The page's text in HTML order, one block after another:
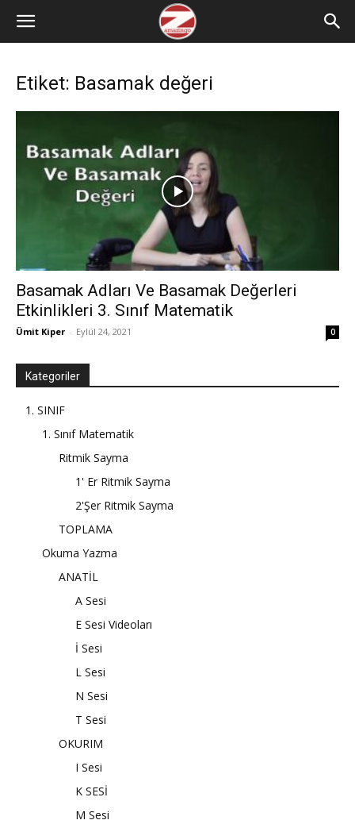
Etiket: Basamak değeri
Basamak Adları Ve Basamak Değerleri
Etkinlikleri 3. Sınıf Matematik
Ümit Kiper - Eylül 24, 2021 0
Kategoriler
1. SINIF
1. Sınıf Matematik
Ritmik Sayma
1' Er Ritmik Sayma
2'Şer Ritmik Sayma
TOPLAMA
Okuma Yazma
ANATİL
A Sesi
E Sesi Videoları
İ Sesi
L Sesi
N Sesi
T Sesi
OKURIM
I Sesi
K SESİ
M Sesi